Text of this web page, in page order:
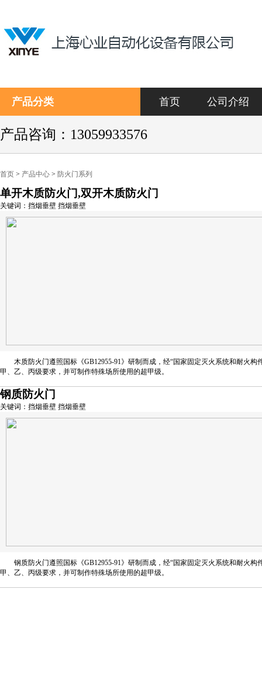
产品分类 首页 公司介绍
产品咨询：13059933576
首页 > 产品中心 > 防火门系列
单开木质防火门,双开木质防火门
关键词：挡烟垂壁 挡烟垂壁
木质防火门遵照国标《GB12955-91》研制而成，经“国家固定灭火系统和耐火
甲、乙、丙级要求，并可制作特殊场所使用的超甲级。
钢质防火门
关键词：挡烟垂壁 挡烟垂壁
钢质防火门遵照国标《GB12955-91》研制而成，经“国家固定灭火系统和耐火
甲、乙、丙级要求，并可制作特殊场所使用的超甲级。